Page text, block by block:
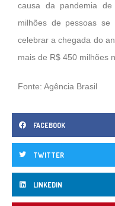
causa da pandemia
milhões de pessoas se
celebrar a chegada do
mais de R$ 450 milhões
Fonte: Agência Brasil
FACEBOOK
TWITTER
LINKEDIN